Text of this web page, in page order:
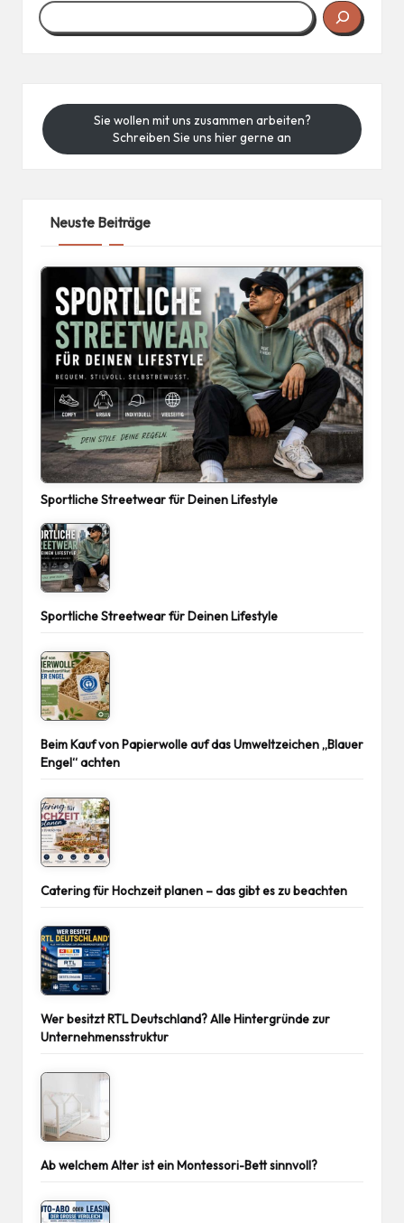
Sie wollen mit uns zusammen arbeiten?
Schreiben Sie uns hier gerne an
Neuste Beiträge
Sportliche Streetwear für Deinen Lifestyle
Sportliche Streetwear für Deinen Lifestyle
Beim Kauf von Papierwolle auf das Umweltzeichen „Blauer
Engel“ achten
Catering für Hochzeit planen – das gibt es zu beachten
Wer besitzt RTL Deutschland? Alle Hintergründe zur
Unternehmensstruktur
Ab welchem Alter ist ein Montessori-Bett sinnvoll?